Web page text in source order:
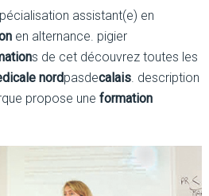
assistant(e) en
en alternance. pigier
s de cet découvrez toutes les
nordpasdecalais. description
propose une formation